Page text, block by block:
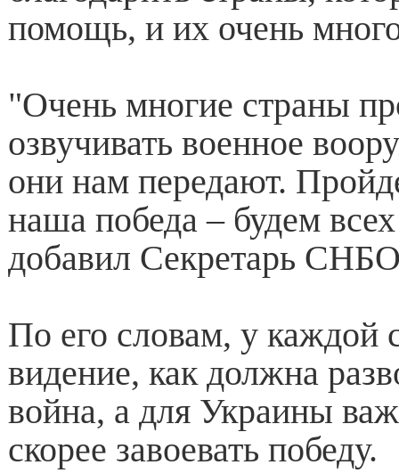
помощь, и их очень
"Очень многие страны
озвучивать военное
они нам передают.
наша победа – будем
добавил Секретарь
По его словам, у каждой
видение, как должна
война, а для Украины
скорее завоевать победу.